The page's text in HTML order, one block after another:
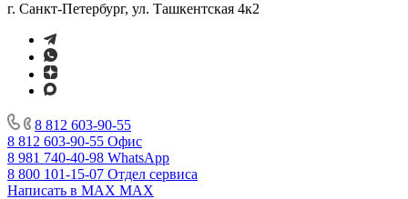
г. Санкт-Петербург, ул. Ташкентская 4к2
8 812 603-90-55
8 812 603-90-55 Офис
8 981 740-40-98 WhatsApp
8 800 101-15-07 Отдел сервиса
Написать в MAX MAX